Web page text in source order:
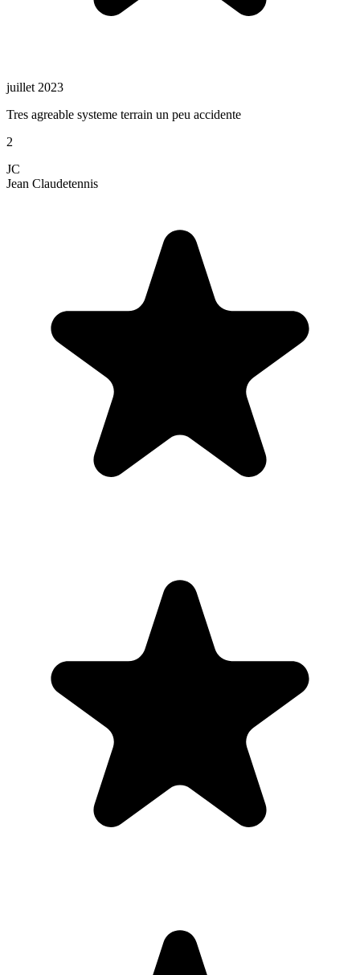
juillet 2023
Tres agreable systeme terrain un peu accidente
2
JC
Jean Claudetennis